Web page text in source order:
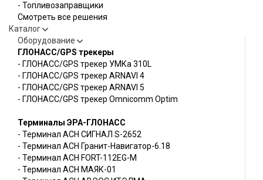
- Топливозаправщики
Смотреть все решения
Каталог
Оборудование
ГЛОНАСС/GPS трекеры
- ГЛОНАСС/GPS трекер УМКа 310L
- ГЛОНАСС/GPS трекер ARNAVI 4
- ГЛОНАСС/GPS трекер ARNAVI 5
- ГЛОНАСС/GPS трекер Omnicomm Optim
Терминалы ЭРА-ГЛОНАСС
- Терминал АСН СИГНАЛ S-2652
- Терминал АСН Гранит-Навигатор-6.18
- Терминал АСН FORT-112EG-M
- Терминал АСН МАЯК-01